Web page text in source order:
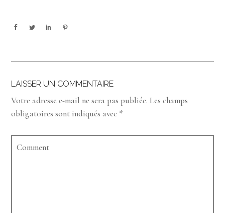
LAISSER UN COMMENTAIRE
Votre adresse e-mail ne sera pas publiée. Les champs
obligatoires sont indiqués avec *